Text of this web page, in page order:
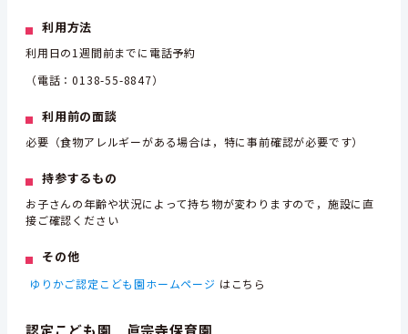
利用方法
利用日の1週間前までに電話予約
（電話：0138-55-8847）
利用前の面談
必要（食物アレルギーがある場合は，特に事前確認が必要です）
持参するもの
お子さんの年齢や状況によって持ち物が変わりますので，施設に直
接ご確認ください
その他
ゆりかご認定こども園ホームページ はこちら
認定こども園 眞宗寺保育園